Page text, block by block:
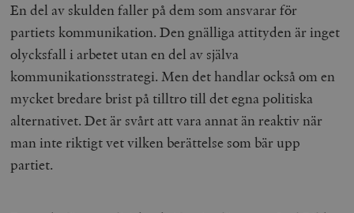
En del av skulden faller på dem som ansvarar för
partiets kommunikation. Den gnälliga attityden är inget
olycksfall i arbetet utan en del av själva
kommunikationsstrategi. Men det handlar också om en
mycket bredare brist på tilltro till det egna politiska
alternativet. Det är svårt att vara annat än reaktiv när
man inte riktigt vet vilken berättelse som bär upp
partiet.